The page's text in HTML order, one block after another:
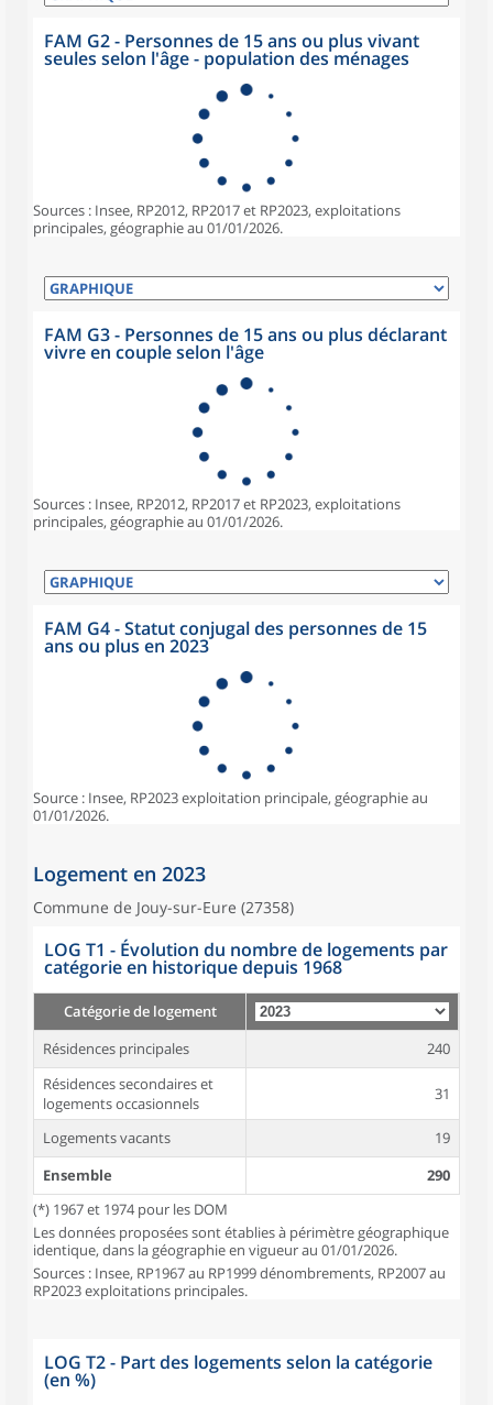
FAM G2 - Personnes de 15 ans ou plus vivant
seules selon l'âge - population des ménages
Sources : Insee, RP2012, RP2017 et RP2023, exploitations
principales, géographie au 01/01/2026.
FAM G3 - Personnes de 15 ans ou plus déclarant
vivre en couple selon l'âge
Sources : Insee, RP2012, RP2017 et RP2023, exploitations
principales, géographie au 01/01/2026.
FAM G4 - Statut conjugal des personnes de 15
ans ou plus en 2023
Source : Insee, RP2023 exploitation principale, géographie au
01/01/2026.
Logement en 2023
Commune de Jouy-sur-Eure (27358)
LOG T1 - Évolution du nombre de logements par
catégorie en historique depuis 1968
Catégorie de logement
Résidences principales
240
Résidences secondaires et
logements occasionnels
31
Logements vacants
19
Ensemble
290
(*) 1967 et 1974 pour les DOM
Les données proposées sont établies à périmètre géographique
identique, dans la géographie en vigueur au 01/01/2026.
Sources : Insee, RP1967 au RP1999 dénombrements, RP2007 au
RP2023 exploitations principales.
LOG T2 - Part des logements selon la catégorie
(en %)